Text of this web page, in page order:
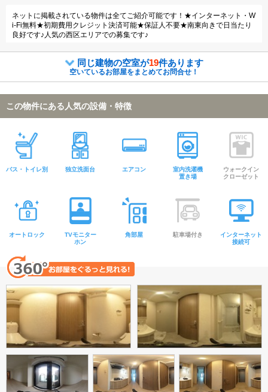
ネットに掲載されている物件は全てご紹介可能です！★インターネット・W
i-Fi無料★初期費用クレジット決済可能★保証人不要★南東向きで日当たり
良好です♪人気の西区エリアでの募集です♪
同じ建物の空室が19件あります
空いているお部屋をまとめてお問合せ！
この物件にある人気の設備・特徴
バス・トイレ別 独立洗面台 エアコン
室内洗濯機
置き場
ウォークイン
クローゼット
オートロック
TVモニター
ホン
角部屋 駐車場付き
インターネット
接続可